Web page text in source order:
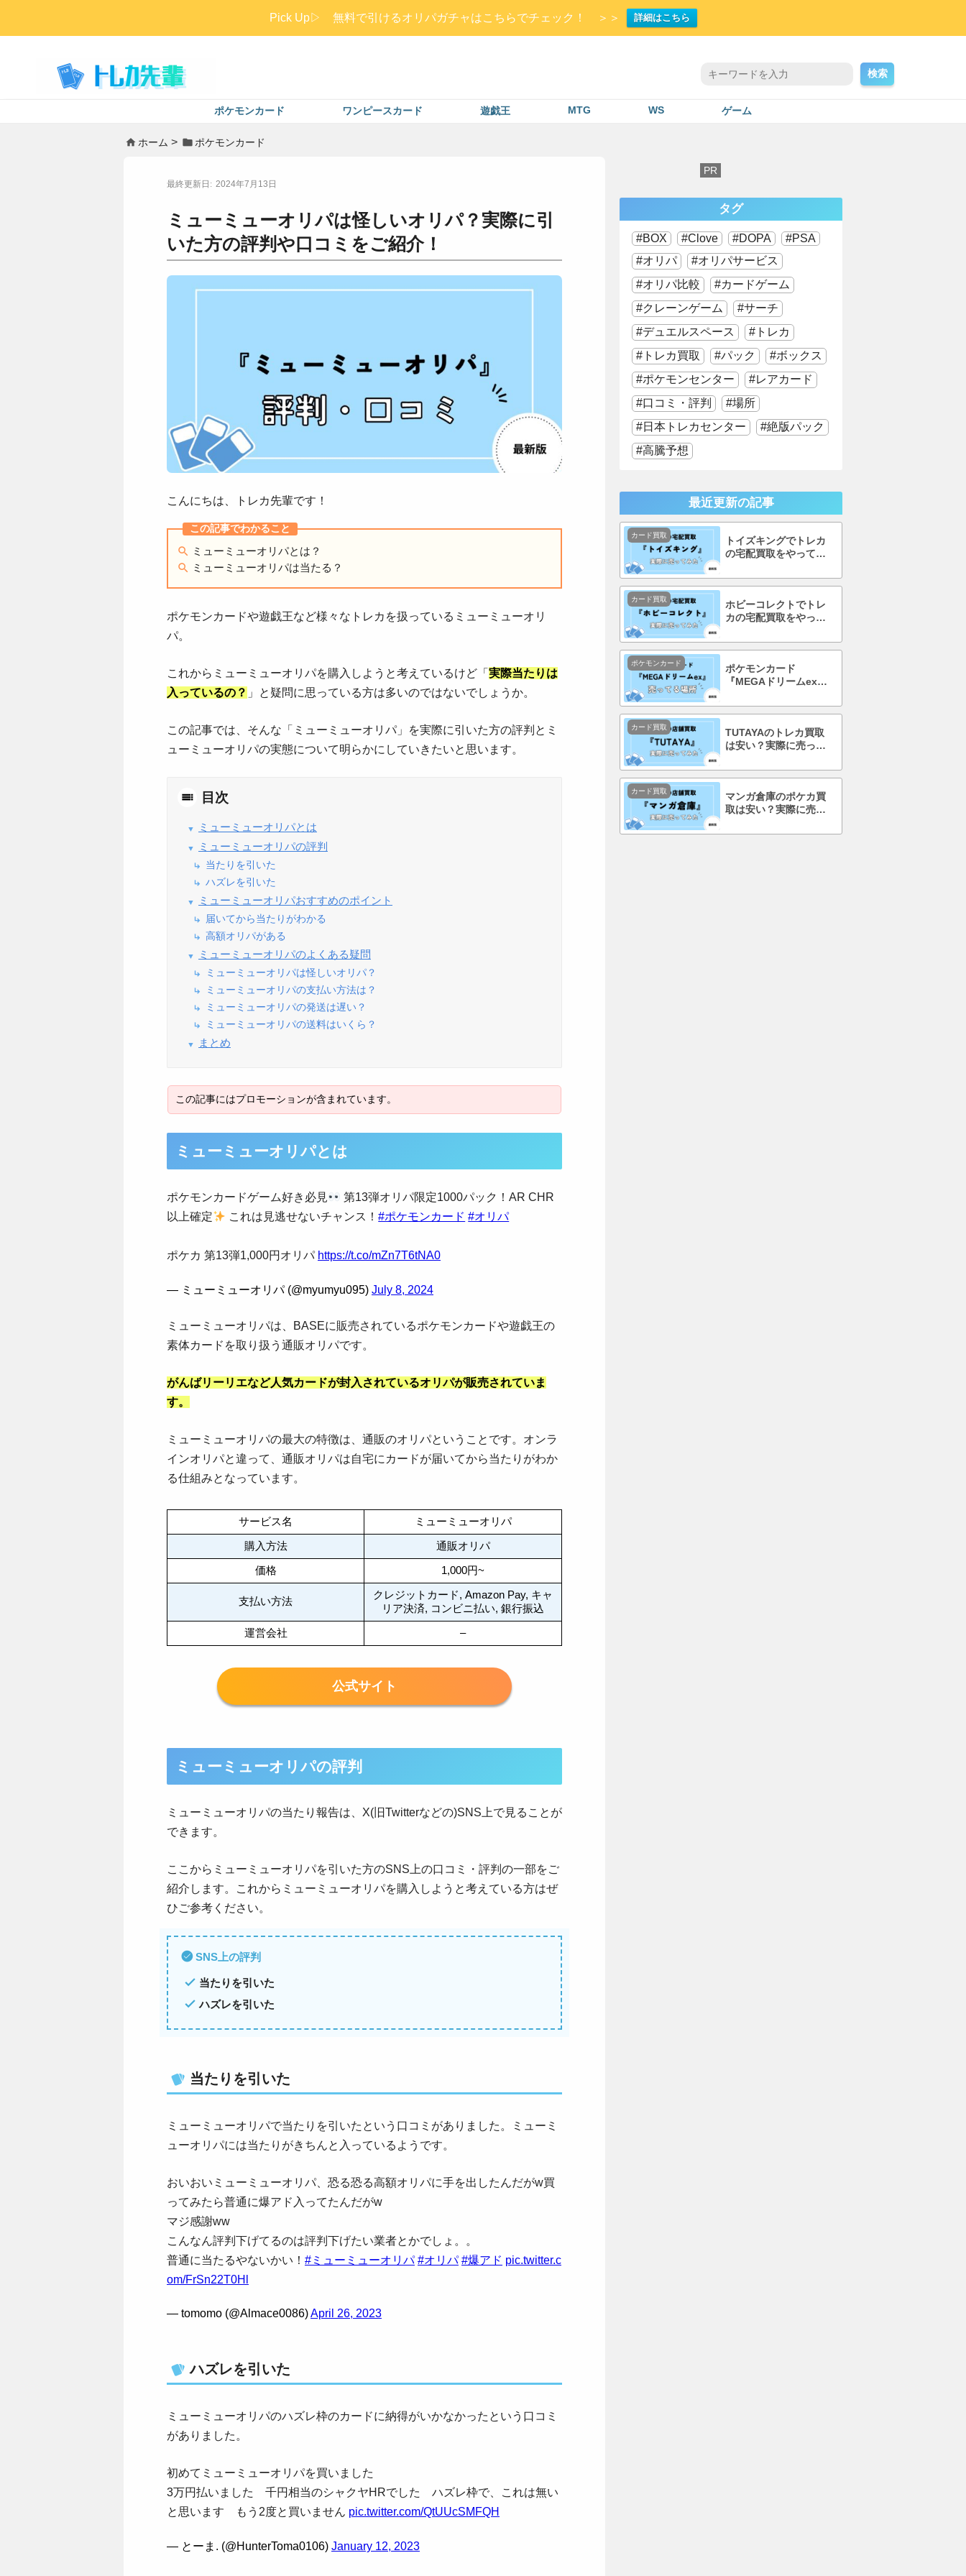
Pick Up▷ 無料で引けるオリパガチャはこちらでチェック！ ＞＞ 詳細はこちら
検索
ポケモンカード ワンピースカード 遊戯王 MTG WS ゲーム
ホーム ポケモンカード
2024年7月13日
ミューミューオリパは怪しいオリパ？実際に引
いた方の評判や口コミをご紹介！
こんにちは、トレカ先輩です！
ミューミューオリパとは？
ミューミューオリパは当たる？
ポケモンカードや遊戯王など様々なトレカを扱っているミューミューオリ
パ。
これからミューミューオリパを購入しようと考えているけど「 実際当たりは
入っているの？ 」と疑問に思っている方は多いのではないでしょうか。
この記事では、そんな「ミューミューオリパ」を実際に引いた方の評判とミ
ューミューオリパの実態について明らかにしていきたいと思います。
目次
ミューミューオリパとは
ミューミューオリパの評判
当たりを引いた
ハズレを引いた
ミューミューオリパおすすめのポイント
届いてから当たりがわかる
高額オリパがある
ミューミューオリパのよくある疑問
ミューミューオリパは怪しいオリパ？
ミューミューオリパの支払い方法は？
ミューミューオリパの発送は遅い？
ミューミューオリパの送料はいくら？
まとめ
ミューミューオリパとは
ポケモンカードゲーム好き必見
第13弾オリパ限定1000パック！AR CHR
以上確定
これは見逃せないチャンス！#ポケモンカード #オリパ
ポケカ 第13弾1,000円オリパ https://t.co/mZn7T6tNA0
— ミューミューオリパ (@myumyu095) July 8, 2024
ミューミューオリパは、BASEに販売されているポケモンカードや遊戯王の
素体カードを取り扱う通販オリパです。
がんばリーリエなど人気カードが封入されているオリパが販売されていま
す。
ミューミューオリパの最大の特徴は、通販のオリパということです。オンラ
インオリパと違って、通販オリパは自宅にカードが届いてから当たりがわか
る仕組みとなっています。
サービス名 ミューミューオリパ
購入方法 通販オリパ
価格 1,000円~
支払い方法
クレジットカード, Amazon Pay, キャ
リア決済, コンビニ払い, 銀行振込
運営会社 –
公式サイト
ミューミューオリパの評判
ミューミューオリパの当たり報告は、X(旧Twitterなどの)SNS上で見ることが
できます。
ここからミューミューオリパを引いた方のSNS上の口コミ・評判の一部をご
紹介します。これからミューミューオリパを購入しようと考えている方はぜ
ひご参考ください。
SNS上の評判
当たりを引いた
ハズレを引いた
当たりを引いた
ミューミューオリパで当たりを引いたという口コミがありました。ミューミ
ューオリパには当たりがきちんと入っているようです。
おいおいミューミューオリパ、恐る恐る高額オリパに手を出したんだがw買
ってみたら普通に爆アド入ってたんだがw
マジ感謝ww
こんなん評判下げてるのは評判下げたい業者とかでしょ。。
普通に当たるやないかい！ #ミューミューオリパ #オリパ #爆アド pic.twitter.c
om/FrSn22T0Hl
— tomomo (@Almace0086)April 26, 2023
ハズレを引いた
ミューミューオリパのハズレ枠のカードに納得がいかなかったという口コミ
がありました。
初めてミューミューオリパを買いました
3万円払いました 千円相当のシャクヤHRでした ハズレ枠で、これは無い
と思います もう2度と買いません pic.twitter.com/QtUUcSMFQH
— とーま. (@HunterToma0106) January 12, 2023
タグ
BOX Clove DOPA
PSA
オリパ
オリパサービス
オリパ比較
カードゲーム
クレーンゲーム
サーチ
デュエルスペース
トレカ
トレカ買取
パック
ボックス
ポケモンセンター
レアカード
口コミ・評判
場所
日本トレカセンター
絶版パック
高騰予想
最近更新の記事
トイズキングでトレカ
の宅配買取をやってみ
徹底調査！
カード買取
ホビーコレクトでトレ
カの宅配買取をやって
で徹底調査！
カード買取
ポケモンカード
『MEGAドリームex』
こ？コンビニで買え
ポケモンカード
TUTAYAのトレカ買取
は安い？実際に売って
徹底調査！
カード買取
マンガ倉庫のポケカ買
取は安い？実際に売っ
で徹底調査！
カード買取